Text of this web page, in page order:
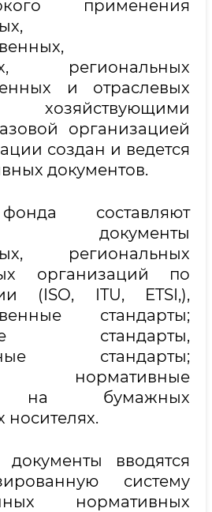
применения
региональных
и отраслевых
хозяйствующими
организацией
создан и ведется
документов.
составляют
документы
региональных
организаций по
(ISO, ITU, ETSI,),
стандарты;
стандарты,
стандарты;
нормативные
на бумажных
носителях.
вводятся
систему
нормативных